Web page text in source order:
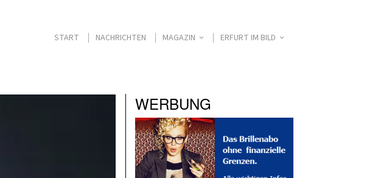
START NACHRICHTEN MAGAZIN ERFURT IM BILD
WERBUNG